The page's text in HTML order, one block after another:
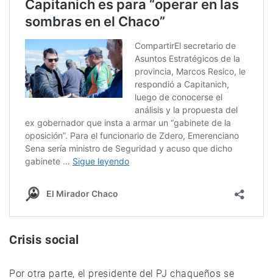
Crisis social
Por otra parte, el presidente del PJ chaqueños se